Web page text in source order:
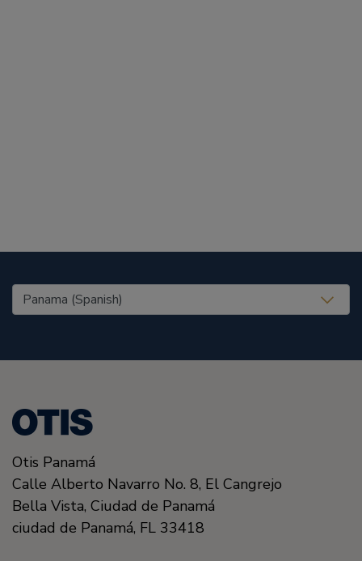
United States (EN)
Otis Panamá
Calle Alberto Navarro No. 8, El Cangrejo
Bella Vista, Ciudad de Panamá
ciudad de Panamá, FL 33418